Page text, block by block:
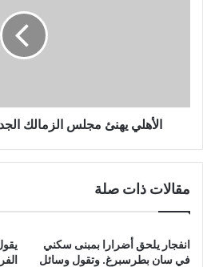
الأهلي يهنئ مجلس الزمالك
مقالات ذات صلة
انفجار يلحق أضرارا بمبنى سكني
في سان بطرسبرغ. وتقول وسائل